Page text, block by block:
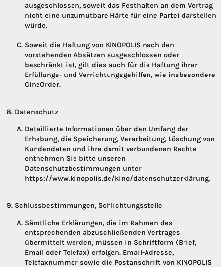
ausgeschlossen, soweit das Festhalten an dem Vertrag
nicht eine unzumutbare Härte für eine Partei darstellen
würde.
Soweit die Haftung von KINOPOLIS nach den
vorstehenden Absätzen ausgeschlossen oder
beschränkt ist, gilt dies auch für die Haftung ihrer
Erfüllungs- und Verrichtungsgehilfen, wie insbesondere
CineOrder.
Datenschutz
Detaillierte Informationen über den Umfang der
Erhebung, die Speicherung, Verarbeitung, Löschung von
Kundendaten und ihre damit verbundenen Rechte
entnehmen Sie bitte unseren
Datenschutzbestimmungen unter
https://www.kinopolis.de/kino/datenschutzerklärung.
Schlussbestimmungen, Schlichtungsstelle
Sämtliche Erklärungen, die im Rahmen des
entsprechenden abzuschließenden Vertrages
übermittelt werden, müssen in Schriftform (Brief,
Email oder Telefax) erfolgen. Email-Adresse,
Telefaxnummer sowie die Postanschrift von KINOPOLIS